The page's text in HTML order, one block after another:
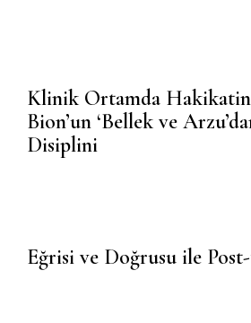
Klinik Ortamda Hakikatin
Bion’un ‘Bellek ve
Disiplini
Eğrisi ve Doğrusu ile